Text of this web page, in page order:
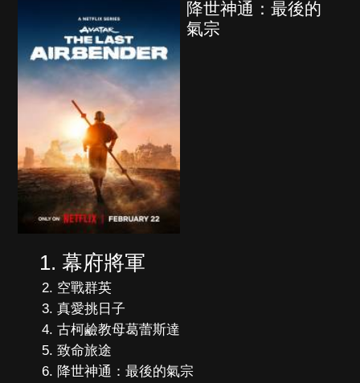
降世神通：最後的
氣宗
幕府將軍
空戰群英
真愛挑日子
古柯鹼教母葛蕾斯達
致命旅途
降世神通：最後的氣宗